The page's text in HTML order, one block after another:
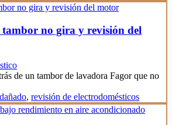
no gira y revisión del
de un tambor de lavadora Fagor que no
, revisión de electrodomésticos